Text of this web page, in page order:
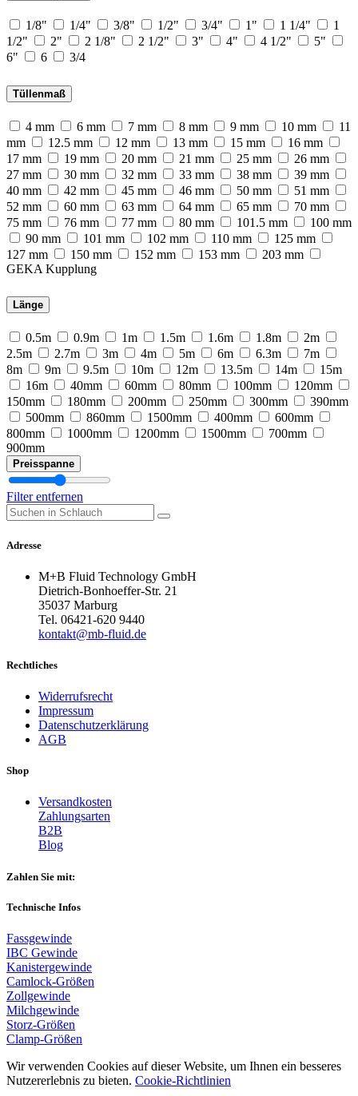
1/8" 1/4" 3/8" 1/2" 3/4" 1" 1 1/4"
1
1/2"
2" 2 1/8" 2 1/2" 3" 4" 4 1/2"
5"
6"
6 3/4
Tüllenmaß
4 mm 6 mm 7 mm 8 mm 9 mm 10 mm
11
mm
12.5 mm 12 mm 13 mm 15 mm
16 mm
17 mm
19 mm 20 mm 21 mm 25 mm
26 mm
27 mm
30 mm 32 mm 33 mm 38 mm
39 mm
40 mm
42 mm 45 mm 46 mm 50 mm
51 mm
52 mm
60 mm 63 mm 64 mm 65 mm
70 mm
75 mm
76 mm 77 mm 80 mm 101.5 mm
100 mm
90 mm
101 mm 102 mm 110 mm
125 mm
127 mm
150 mm 152 mm 153 mm
203 mm
GEKA Kupplung
Länge
0.5m 0.9m 1m 1.5m 1.6m 1.8m
2m
2.5m
2.7m 3m 4m 5m 6m 6.3m
7m
8m
9m 9.5m 10m 12m 13.5m 14m
15m
16m
40mm 60mm 80mm 100mm
120mm
150mm
180mm 200mm 250mm 300mm
390mm
500mm
860mm 1500mm 400mm
600mm
800mm
1000mm 1200mm 1500mm
700mm
900mm
Preisspanne
Filter entfernen
Adresse
M+B Fluid Technology GmbH
Dietrich-Bonhoeffer-Str. 21
35037 Marburg
Tel. 06421-620 9440
kontakt@mb-fluid.de
Rechtliches
Widerrufsrecht
Impressum
Datenschutzerklärung
AGB
Shop
Versandkosten
Zahlungsarten
B2B
Blog
Zahlen Sie mit:
Technische Infos
Fassgewinde
IBC Gewinde
Kanistergewinde
Camlock-Größen
Zollgewinde
Milchgewinde
Storz-Größen
Clamp-Größen
Wir verwenden Cookies auf dieser Website, um Ihnen ein besseres
Nutzererlebnis zu bieten. Cookie-Richtlinien